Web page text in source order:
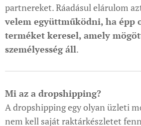
partnereket. Ráadásul elárulom
velem együttműködni, ha épp
terméket keresel, amely
személyesség áll.
Mi az a dropshipping?
A dropshipping egy olyan üzleti
nem kell saját raktárkészletet